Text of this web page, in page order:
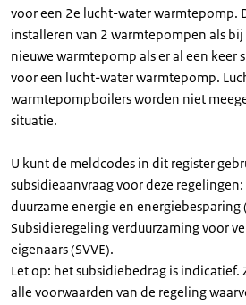
voor een 2e lucht-water warmtepomp.
installeren van 2 warmtepompen als
nieuwe warmtepomp als er al een keer
voor een lucht-water warmtepomp.
warmtepompboilers worden niet
situatie.
U kunt de meldcodes in dit register
subsidieaanvraag voor deze
duurzame energie en energiebesparing
Subsidieregeling verduurzaming voor
eigenaars (SVVE).
Let op: het subsidiebedrag is indicatief.
alle voorwaarden van de regeling